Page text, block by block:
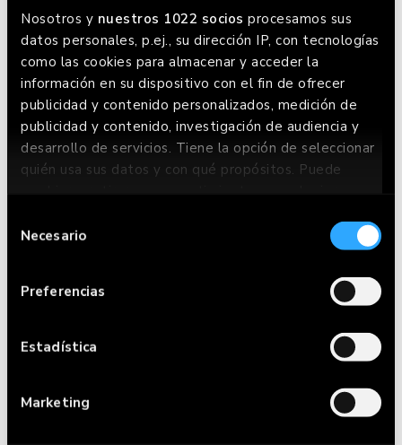
Nosotros y nuestros 1022 socios procesamos sus
datos personales, p.ej., su dirección IP, con tecnologías
como las cookies para almacenar y acceder la
información en su dispositivo con el fin de ofrecer
publicidad y contenido personalizados, medición de
publicidad y contenido, investigación de audiencia y
desarrollo de servicios. Tiene la opción de seleccionar
quién usa sus datos y con qué propósitos. Puede
cambiar o retirar su consentimiento en cualquier
en el Menú de consentimiento.
Recopilar información sobre su ubicación
varios metros
específicas (huellas digitales)
deNecesario
Preferencias
Estadística
Marketing
CARTA
RESTAURANTES
FRIENDS WITH